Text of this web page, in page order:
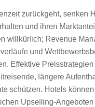
zurückgeht, senken
und ihren
willkürlich; Revenue
und
Effektive
längere
schützen. Hotels
Upselling-